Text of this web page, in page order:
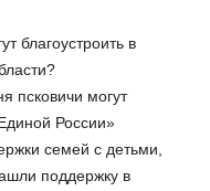
благоустроить в
псковичи могут
России»
семей с детьми,
поддержку в